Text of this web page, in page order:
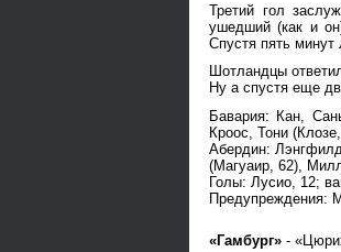
Третий гол
ушедший (как и
Спустя пять минут
Шотландцы
Ну а спустя еще
Бавария: Кан,
Кроос, Тони
Абердин:
(Магуаир, 62),
Голы: Лусио, 12;
Предупреждения:
«Гамбург» -